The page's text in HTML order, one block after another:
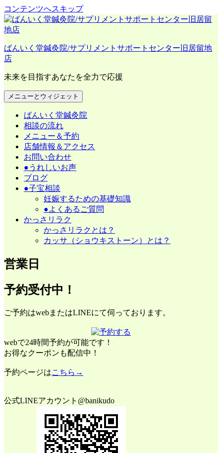
コンテンツへスキップ
ばんいく堂鍼灸院/サプリメントサポートセンター旧居留地
店
未来を目指すあなたを全力で応援
メニューとウィジェット
ばんいく堂鍼灸院
相談の流れ
メニュー＆予約
店舗情報＆アクセス
お問い合わせ
●うれしいお声
ブログ
●子宝相談
妊娠するための基礎知識
●よくあるご質問
かっさリラク
かっさリラクとは？
カッサ（ショウキストーン）とは？
営業日
予約受付中！
ご予約はwebまたはLINEにて伺っております。
webで24時間予約が可能です！
お得なクーポンも配信中！
予約ページはこちら→
公式LINEアカウント@banikudo